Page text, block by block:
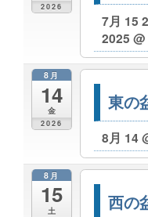
2026
7月 15
2025
8月
14
金
2026
東の
8月 14
8月
15
土 西の